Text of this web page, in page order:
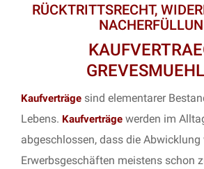
RÜCKTRITTSRECHT,
Kaufverträge sind elementarer
Lebens. Kaufverträge werden im
abgeschlossen, dass die Abwicklung
Erwerbsgeschäften meistens schon